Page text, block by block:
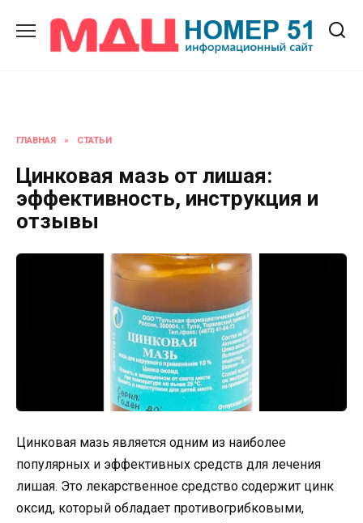
содержанию
ГЛАВНАЯ » СТАТЬИ
Цинковая мазь от лишая:
эффективность, инструкция и
отзывы
Цинковая мазь является одним из наиболее
популярных и эффективных средств для лечения
лишая. Это лекарственное средство содержит цинк
оксид, который обладает противогрибковыми,